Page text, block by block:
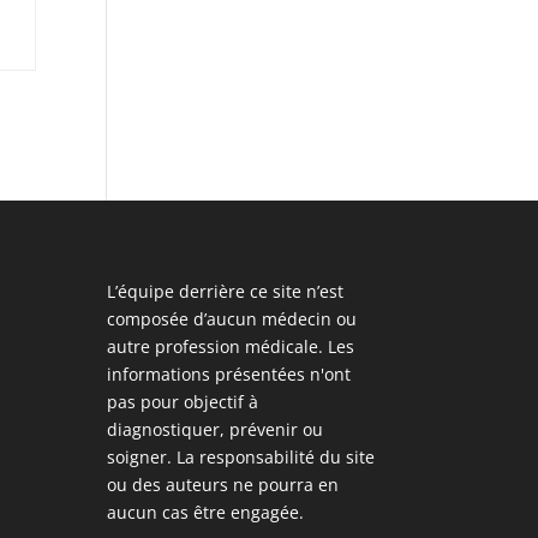
L’équipe derrière ce site n’est
composée d’aucun médecin ou
autre profession médicale. Les
informations présentées n'ont
pas pour objectif à
diagnostiquer, prévenir ou
soigner. La responsabilité du site
ou des auteurs ne pourra en
aucun cas être engagée.